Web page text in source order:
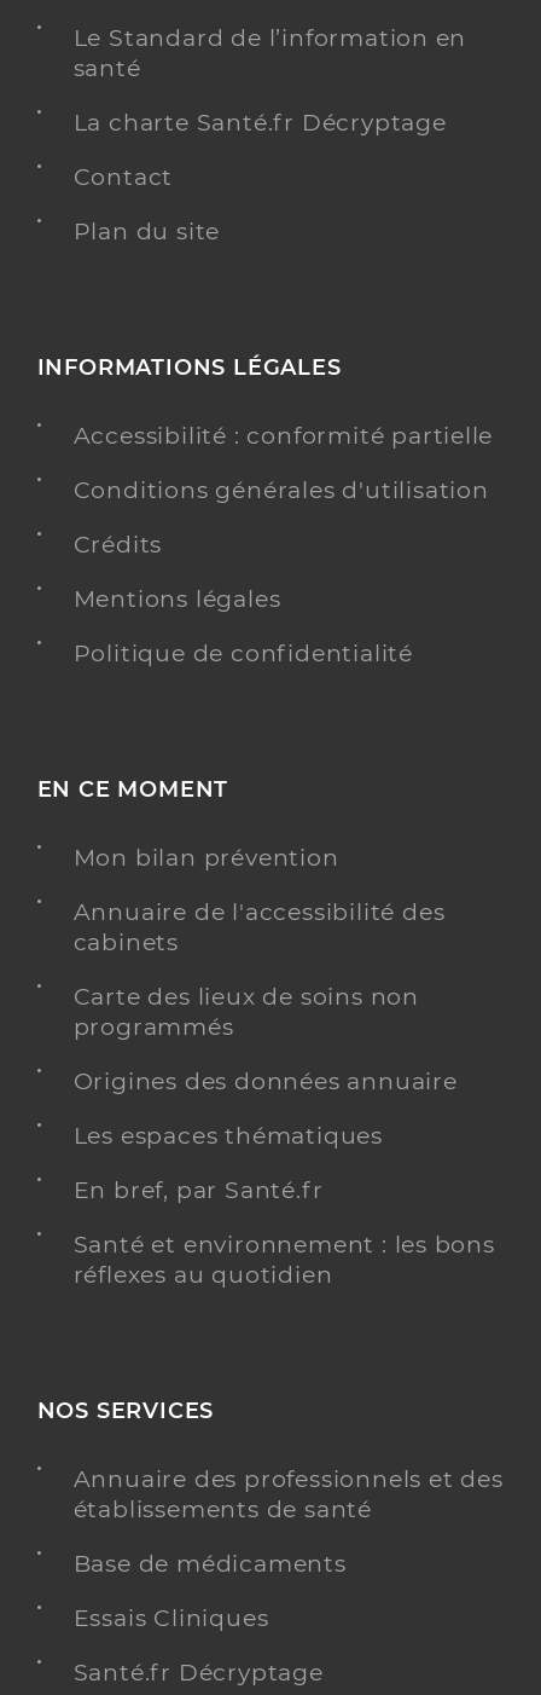
Le Standard de l’information en
santé
La charte Santé.fr Décryptage
Contact
Plan du site
INFORMATIONS LÉGALES
Accessibilité : conformité partielle
Conditions générales d'utilisation
Crédits
Mentions légales
Politique de confidentialité
EN CE MOMENT
Mon bilan prévention
Annuaire de l'accessibilité des
cabinets
Carte des lieux de soins non
programmés
Origines des données annuaire
Les espaces thématiques
En bref, par Santé.fr
Santé et environnement : les bons
réflexes au quotidien
NOS SERVICES
Annuaire des professionnels et des
établissements de santé
Base de médicaments
Essais Cliniques
Santé.fr Décryptage